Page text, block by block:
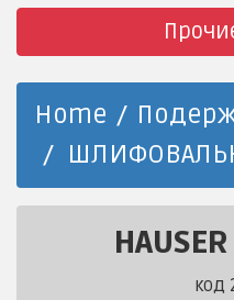
Home
HAUSER
код